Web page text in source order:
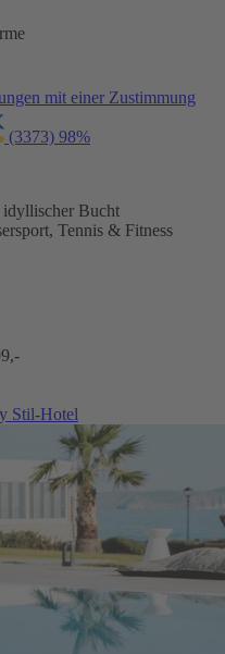
mit einer Zustimmung
(3373) 98%
idyllischer Bucht
Tennis & Fitness
Stil-Hotel